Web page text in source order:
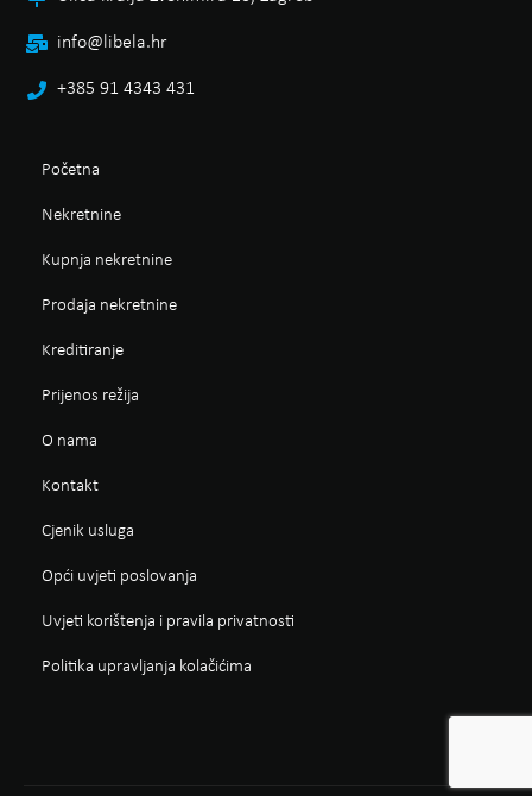
info@libela.hr
+385 91 4343 431
Početna
Nekretnine
Kupnja nekretnine
Prodaja nekretnine
Kreditiranje
Prijenos režija
O nama
Kontakt
Cjenik usluga
Opći uvjeti poslovanja
Uvjeti korištenja i pravila privatnosti
Politika upravljanja kolačićima